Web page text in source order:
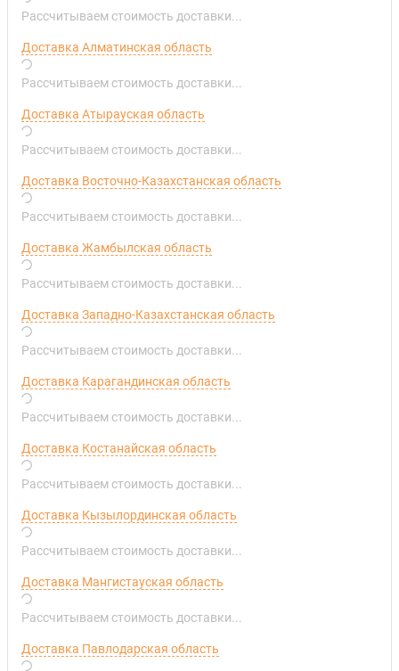
Рассчитываем стоимость доставки...
Доставка Алматинская область
Рассчитываем стоимость доставки...
Доставка Атырауская область
Рассчитываем стоимость доставки...
Доставка Восточно-Казахстанская область
Рассчитываем стоимость доставки...
Доставка Жамбылская область
Рассчитываем стоимость доставки...
Доставка Западно-Казахстанская область
Рассчитываем стоимость доставки...
Доставка Карагандинская область
Рассчитываем стоимость доставки...
Доставка Костанайская область
Рассчитываем стоимость доставки...
Доставка Кызылординская область
Рассчитываем стоимость доставки...
Доставка Мангистауская область
Рассчитываем стоимость доставки...
Доставка Павлодарская область